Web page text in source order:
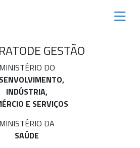
DE GESTÃO
MINISTÉRIO DO
INDÚSTRIA,
E SERVIÇOS
MINISTÉRIO DA
SAÚDE